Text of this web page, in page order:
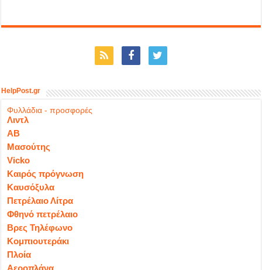
HelpPost.gr
Φυλλάδια - προσφορές
Λιντλ
ΑΒ
Μασούτης
Vicko
Καιρός πρόγνωση
Καυσόξυλα
Πετρέλαιο Λίτρα
Φθηνό πετρέλαιο
Βρες Τηλέφωνο
Κομπιουτεράκι
Πλοία
Αεροπλάνα